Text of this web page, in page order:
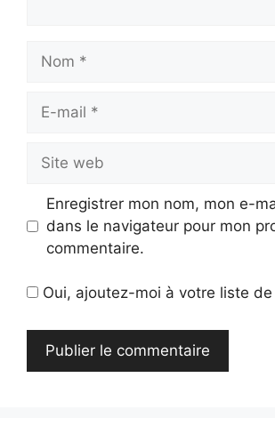
mail
web
Enregistrer mon nom, mon e-
dans le navigateur pour mon
commentaire.
Oui, ajoutez-moi à votre liste